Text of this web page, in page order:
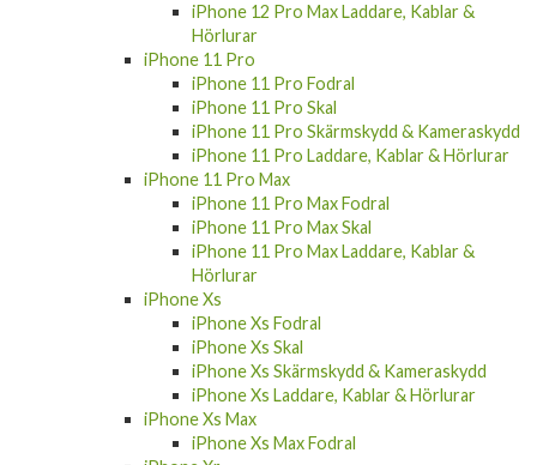
iPhone 12 Pro Max Laddare, Kablar &
Hörlurar
iPhone 11 Pro
iPhone 11 Pro Fodral
iPhone 11 Pro Skal
iPhone 11 Pro Skärmskydd & Kameraskydd
iPhone 11 Pro Laddare, Kablar & Hörlurar
iPhone 11 Pro Max
iPhone 11 Pro Max Fodral
iPhone 11 Pro Max Skal
iPhone 11 Pro Max Laddare, Kablar &
Hörlurar
iPhone Xs
iPhone Xs Fodral
iPhone Xs Skal
iPhone Xs Skärmskydd & Kameraskydd
iPhone Xs Laddare, Kablar & Hörlurar
iPhone Xs Max
iPhone Xs Max Fodral